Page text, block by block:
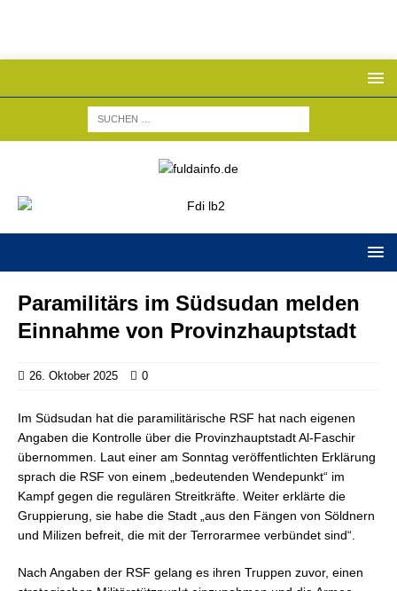
Paramilitärs im Südsudan melden
Einnahme von Provinzhauptstadt
26. Oktober 2025 0
Im Südsudan hat die paramilitärische RSF hat nach eigenen
Angaben die Kontrolle über die Provinzhauptstadt Al-Faschir
übernommen. Laut einer am Sonntag veröffentlichten Erklärung
sprach die RSF von einem „bedeutenden Wendepunkt“ im
Kampf gegen die regulären Streitkräfte. Weiter erklärte die
Gruppierung, sie habe die Stadt „aus den Fängen von Söldnern
und Milizen befreit, die mit der Terrorarmee verbündet sind“.
Nach Angaben der RSF gelang es ihren Truppen zuvor, einen